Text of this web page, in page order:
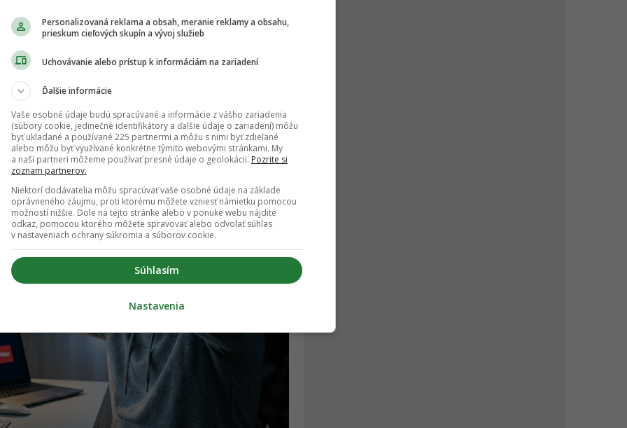
šanca, že si ráno nebudeš istý, aký deň
keď ju potrebuješ
Potom začne najdôležitejší meeting
Personalizovaná reklama a obsah, meranie reklamy a obsahu,
prieskum cieľových skupín a vývoj služieb
Uchovávanie alebo prístup k informáciám na zariadení
Ďalšie informácie
Vaše osobné údaje budú spracúvané a informácie z vášho zariadenia
(súbory cookie, jedinečné identifikátory a ďalšie údaje o zariadení) môžu
byť ukladané a používané 225 partnermi a môžu s nimi byť zdieľané
alebo môžu byť využívané konkrétne týmito webovými stránkami. My
a naši partneri môžeme používať presné údaje o geolokácii. Pozrite si
zoznam partnerov.
Niektorí dodávatelia môžu spracúvať vaše osobné údaje na základe
oprávneného záujmu, proti ktorému môžete vzniesť námietku pomocou
možností nižšie. Dole na tejto stránke alebo v ponuke webu nájdite
odkaz, pomocou ktorého môžete spravovať alebo odvolať súhlas
v nastaveniach ochrany súkromia a súborov cookie.
Súhlasím
Nastavenia